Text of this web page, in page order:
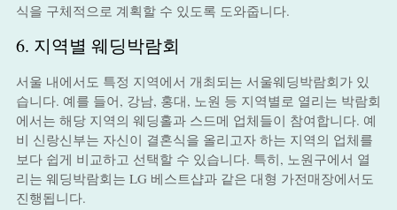
식을 구체적으로 계획할 수 있도록 도와줍니다.
6. 지역별 웨딩박람회
서울 내에서도 특정 지역에서 개최되는 서울웨딩박람회가 있
습니다. 예를 들어, 강남, 홍대, 노원 등 지역별로 열리는 박람회
에서는 해당 지역의 웨딩홀과 스드메 업체들이 참여합니다. 예
비 신랑신부는 자신이 결혼식을 올리고자 하는 지역의 업체를
보다 쉽게 비교하고 선택할 수 있습니다. 특히, 노원구에서 열
리는 웨딩박람회는 LG 베스트샵과 같은 대형 가전매장에서도
진행됩니다.